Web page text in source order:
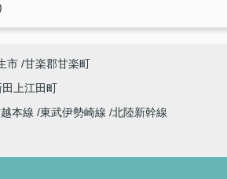
市 甘楽郡甘楽町
田上江田町
本線 東武伊勢崎線 北陸新幹線